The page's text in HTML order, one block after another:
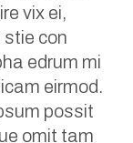
vix ei,
stie con
edrum mi
eirmod.
possit
omit tam